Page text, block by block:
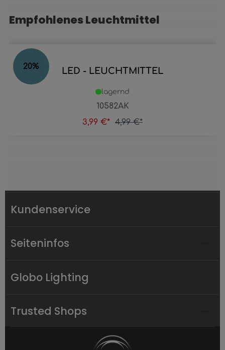
Produktgalerie überspringen
Empfohlenes Leuchtmittel
20% LED - LEUCHTMITTEL
10582AK
lagernd
3,99 €* 4,99 €*
Kundenservice
Seiteninfos
Globo Lighting
Trusted Shops